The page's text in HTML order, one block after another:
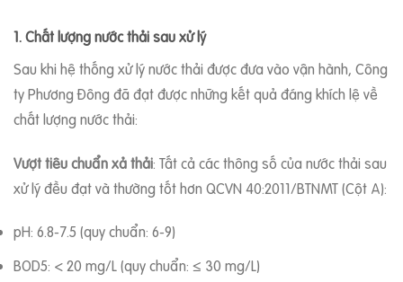
1. Chất lượng nước thải sau xử lý
Sau khi hệ thống xử lý nước thải được đưa vào vận hành, Công
ty Phương Đông đã đạt được những kết quả đáng khích lệ về
chất lượng nước thải:
Vượt tiêu chuẩn xả thải: Tất cả các thông số của nước thải sau
xử lý đều đạt và thường tốt hơn QCVN 40:2011/BTNMT (Cột A):
pH: 6.8-7.5 (quy chuẩn: 6-9)
BOD5: < 20 mg/L (quy chuẩn: ≤ 30 mg/L)